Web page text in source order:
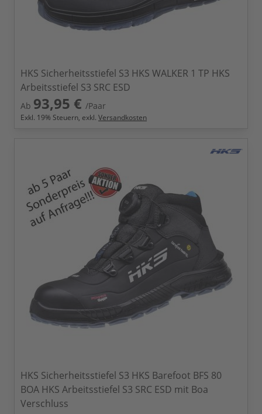
HKS Sicherheitsstiefel S3 HKS WALKER 1 TP HKS
Arbeitsstiefel S3 SRC ESD
Ab 93,95 € /Paar
Exkl. 19% Steuern, exkl. Versandkosten
HKS Sicherheitsstiefel S3 HKS Barefoot BFS 80
BOA HKS Arbeitsstiefel S3 SRC ESD mit Boa
Verschluss